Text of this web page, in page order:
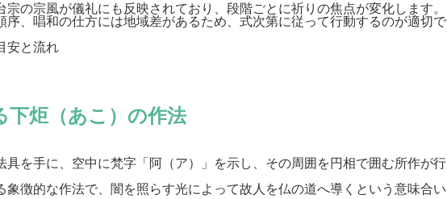
の宗風が儀礼にも反映されており、段階ごとに祈りの焦点が変化します。
序、唱和の仕方には地域差があるため、式次第に従って行動するのが適切で
安と流れ
下炬（あこ）の作法
具を手に、空中に梵字「阿（ア）」を示し、その周囲を円相で囲む所作が行
象徴的な作法で、闇を照らす光によって故人を仏の道へ導くという意味合い